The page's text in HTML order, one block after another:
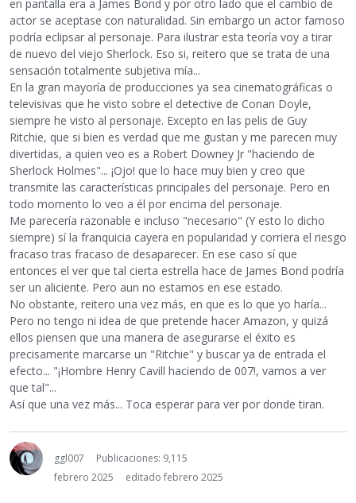
en pantalla era a James Bond y por otro lado que el cambio de
actor se aceptase con naturalidad. Sin embargo un actor famoso
podría eclipsar al personaje. Para ilustrar esta teoría voy a tirar
de nuevo del viejo Sherlock. Eso si, reitero que se trata de una
sensación totalmente subjetiva mía...
En la gran mayoría de producciones ya sea cinematográficas o
televisivas que he visto sobre el detective de Conan Doyle,
siempre he visto al personaje. Excepto en las pelis de Guy
Ritchie, que si bien es verdad que me gustan y me parecen muy
divertidas, a quien veo es a Robert Downey Jr "haciendo de
Sherlock Holmes"... ¡Ojo! que lo hace muy bien y creo que
transmite las características principales del personaje. Pero en
todo momento lo veo a él por encima del personaje.
Me parecería razonable e incluso "necesario" (Y esto lo dicho
siempre) sí la franquicia cayera en popularidad y corriera el riesgo
fracaso tras fracaso de desaparecer. En ese caso sí que
entonces el ver que tal cierta estrella hace de James Bond podría
ser un aliciente. Pero aun no estamos en ese estado.
No obstante, reitero una vez más, en que es lo que yo haría...
Pero no tengo ni idea de que pretende hacer Amazon, y quizá
ellos piensen que una manera de asegurarse el éxito es
precisamente marcarse un "Ritchie" y buscar ya de entrada el
efecto... "¡Hombre Henry Cavill haciendo de 007!, vamos a ver
que tal"...
Así que una vez más... Toca esperar para ver por donde tiran.
ggl007
Publicaciones: 9,115
febrero 2025
editado febrero 2025